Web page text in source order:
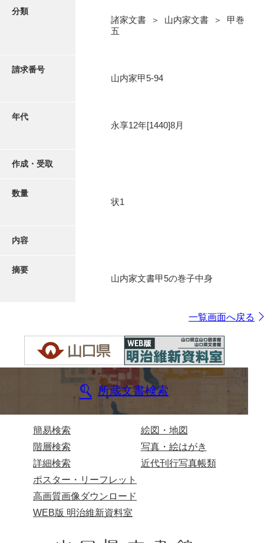
写真・絵はがき
分類
諸家文書 ＞ 山内家文書 ＞ 甲巻
五
請求番号
山内家甲5-94
年代
永享12年[1440]8月
作成・受取
数量
状1
内容
摘要
山内家文書甲5の巻子中身
一覧画面へ戻る
所蔵文書検索
簡易検索
階層検索
詳細検索
絵図・地図
写真・絵はがき
近代刊行写真帳類
ポスター・リーフレット
高画質画像ダウンロード
WEB版 明治維新資料室